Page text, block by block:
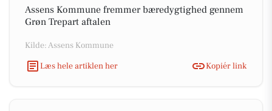
Assens Kommune fremmer bæredygtighed gennem
Grøn Trepart aftalen
Kilde: Assens Kommune
Læs hele artiklen her
Kopiér link